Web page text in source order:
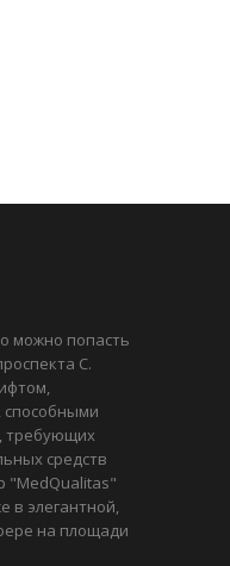
можно попасть
С.
способными
требующих
средств
"MedQualitas"
в элегантной,
на площади